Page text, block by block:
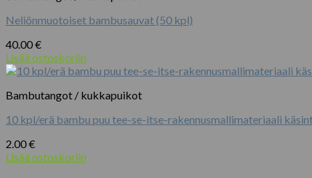
muunnelma.
tehdä
valinnat
tuotteen
sivulla.
Neliönmuotoiset bambusauvat (50 kpl)
40.00€
Lisää ostoskoriin
Bambutangot / kukkapuikot
10 kpl/erä bambu puu tee-se-itse-rakennusmallimateriaali
2.00€
Lisää ostoskoriin